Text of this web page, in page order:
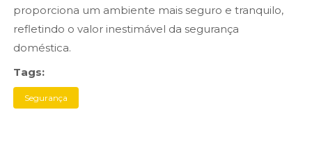
proporciona um ambiente mais seguro e tranquilo,
refletindo o valor inestimável da segurança
doméstica.
Tags:
Segurança